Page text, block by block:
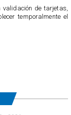
de tarjetas,
temporalmente el